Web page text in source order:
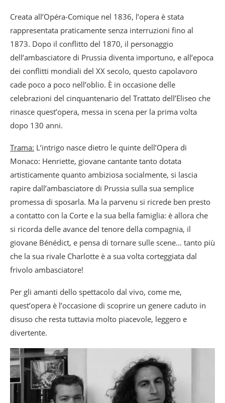
Creata all’Opéra-Comique nel 1836, l’opera è stata
rappresentata praticamente senza interruzioni fino al
1873. Dopo il conflitto del 1870, il personaggio
dell’ambasciatore di Prussia diventa importuno, e all’epoca
dei conflitti mondiali del XX secolo, questo capolavoro
cade poco a poco nell’oblio. È in occasione delle
celebrazioni del cinquantenario del Trattato dell’Eliseo che
rinasce quest’opera, messa in scena per la prima volta
dopo 130 anni.
Trama: L’intrigo nasce dietro le quinte dell’Opera di
Monaco: Henriette, giovane cantante tanto dotata
artisticamente quanto ambiziosa socialmente, si lascia
rapire dall’ambasciatore di Prussia sulla sua semplice
promessa di sposarla. Ma la parvenu si ricrede ben presto
a contatto con la Corte e la sua bella famiglia: è allora che
si ricorda delle avance del tenore della compagnia, il
giovane Bénédict, e pensa di tornare sulle scene… tanto più
che la sua rivale Charlotte è a sua volta corteggiata dal
frivolo ambasciatore!
Per gli amanti dello spettacolo dal vivo, come me,
quest’opera è l’occasione di scoprire un genere caduto in
disuso che resta tuttavia molto piacevole, leggero e
divertente.